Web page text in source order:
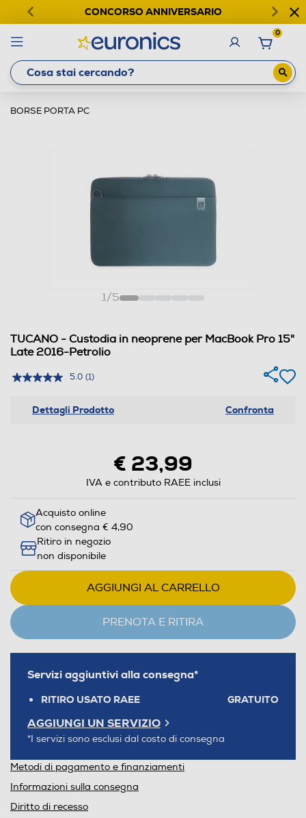
CONCORSO ANNIVERSARIO
0
BORSE PORTA PC
1/5
TUCANO - Custodia in neoprene per MacBook Pro 15"
Late 2016-Petrolio
5.0 (1)
Dettagli Prodotto Confronta
€ 23,99
IVA e contributo RAEE inclusi
Acquisto online
con consegna € 4,90
Ritiro in negozio
non disponibile
AGGIUNGI AL CARRELLO
PRENOTA E RITIRA
Servizi aggiuntivi alla consegna*
RITIRO USATO RAEE GRATUITO
AGGIUNGI UN SERVIZIO
*I servizi sono esclusi dal costo di consegna
Metodi di pagamento e finanziamenti
Informazioni sulla consegna
Diritto di recesso